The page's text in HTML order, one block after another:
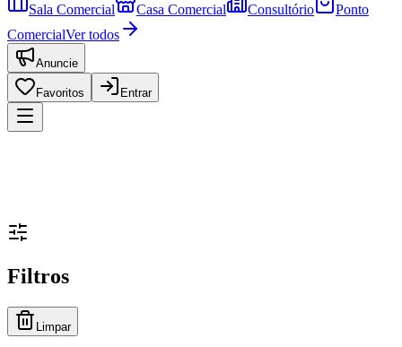
Sala Comercial Casa Comercial Consultório
Ponto
ComercialVer todos
Anuncie
Favoritos Entrar
Filtros
Limpar